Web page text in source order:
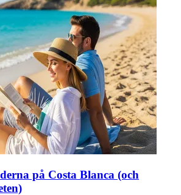
på Costa Blanca (och